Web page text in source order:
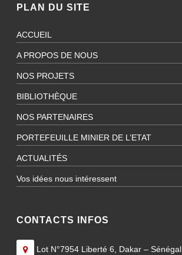
PLAN DU SITE
ACCUEIL
A PROPOS DE NOUS
NOS PROJETS
BIBLIOTHÈQUE
NOS PARTENAIRES
PORTEFEUILLE MINIER DE L’ETAT
ACTUALITÉS
Vos idées nous intéressent
CONTACTS INFOS
Lot N°7954 Liberté 6, Dakar – Sénégal